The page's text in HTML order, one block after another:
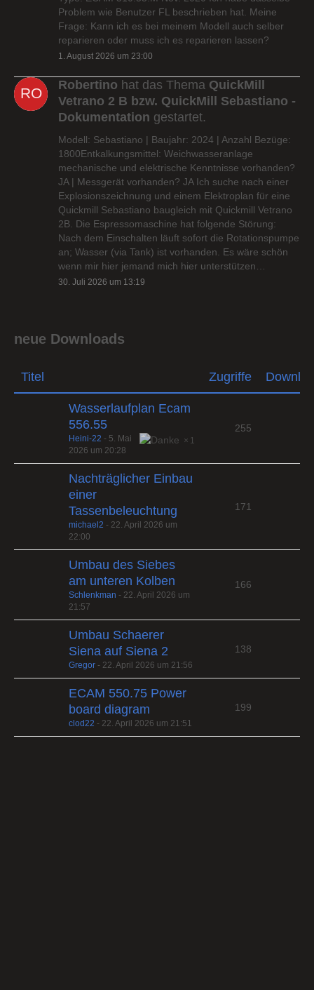
Problem wie Benutzer FL beschrieben hat. Meine
Frage: Kann ich es bei meinem Modell auch selber
reparieren oder muss ich es reparieren lassen?
1. August 2026 um 23:00
Robertino hat das Thema QuickMill
Vetrano 2 B bzw. QuickMill Sebastiano -
Dokumentation gestartet.
Modell: Sebastiano | Baujahr: 2024 | Anzahl Bezüge:
1800Entkalkungsmittel: Weichwasseranlage
mechanische und elektrische Kenntnisse vorhanden?
JA | Messgerät vorhanden? JA Ich suche nach einer
Explosionszeichnung und einem Elektroplan für eine
Quickmill Sebastiano baugleich mit Quickmill Vetrano
2B. Die Espressomaschine hat folgende Störung:
Nach dem Einschalten läuft sofort die Rotationspumpe
an; Wasser (via Tank) ist vorhanden. Es wäre schön
wenn mir hier jemand mich hier unterstützen…
30. Juli 2026 um 13:19
neue Downloads
Titel Zugriffe
Wasserlaufplan Ecam
556.55
1
Heini-22 - 5. Mai
2026 um 20:28
255
Nachträglicher Einbau
einer
Tassenbeleuchtung
michael2 - 22. April 2026 um
22:00
171
Umbau des Siebes
am unteren Kolben
Schlenkman - 22. April 2026 um
21:57
166
Umbau Schaerer
Siena auf Siena 2
Gregor - 22. April 2026 um 21:56
138
ECAM 550.75 Power
board diagram
clod22 - 22. April 2026 um 21:51
199